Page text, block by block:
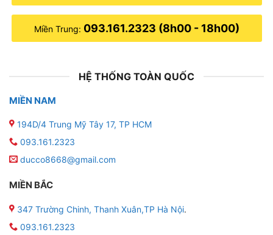
Miền Trung: 093.161.2323 (8h00 - 18h00)
HỆ THỐNG TOÀN QUỐC
MIỀN NAM
194D/4 Trung Mỹ Tây 17, TP HCM
093.161.2323
ducco8668@gmail.com
MIỀN BẮC
347 Trường Chinh, Thanh Xuân,TP Hà Nội.
093.161.2323